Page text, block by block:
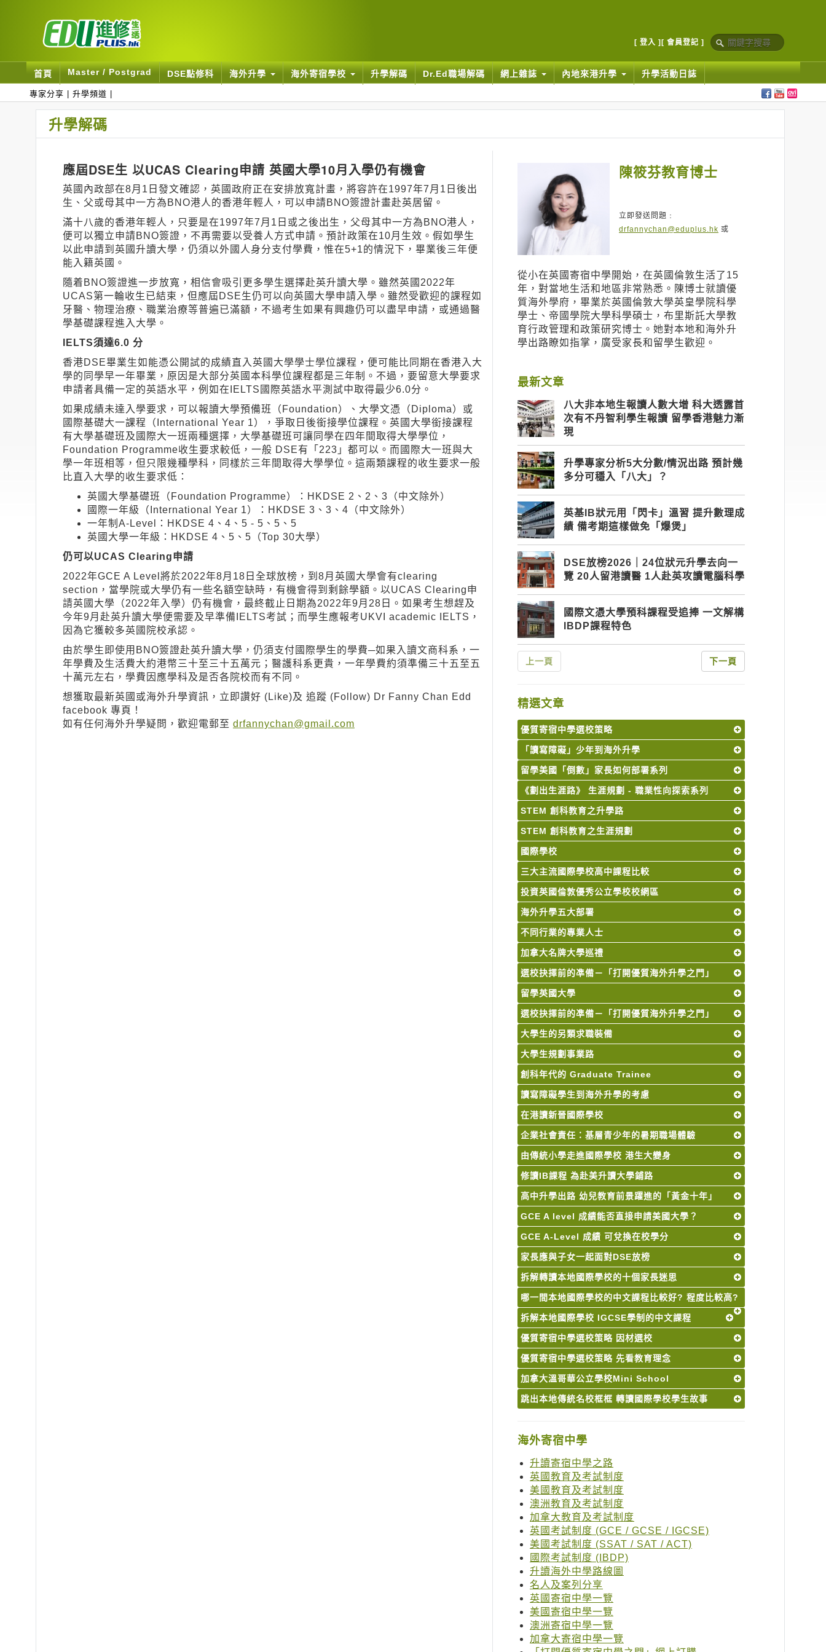
[ 登入 ] [ 會員登記 ]
首頁 Master / Postgrad DSE點修科 海外升學 海外寄宿學校 升學解碼 Dr.Ed職場解碼 網上雜誌 內地來港升學 升學活動日誌
專家分享 升學頻道
升學解碼
應屆DSE生 以UCAS Clearing申請 英國大學10月入學仍有機會
英國內政部在8月1日發文確認，英國政府正在安排放寬計畫，將容許在1997年7月1日後出
生、父或母其中一方為BNO港人的香港年輕人，可以申請BNO簽證計畫赴英居留。
滿十八歲的香港年輕人，只要是在1997年7月1日或之後出生，父母其中一方為BNO港人，
便可以獨立申請BNO簽證，不再需要以受養人方式申請。預計政策在10月生效。假如學生
以此申請到英國升讀大學，仍須以外國人身分支付學費，惟在5+1的情況下，畢業後三年便
能入籍英國。
隨着BNO簽證進一步放寬，相信會吸引更多學生選擇赴英升讀大學。雖然英國2022年
UCAS第一輪收生已結束，但應屆DSE生仍可以向英國大學申請入學。雖然受歡迎的課程如
牙醫、物理治療、職業治療等普遍已滿額，不過考生如果有興趣仍可以盡早申請，或通過醫
學基礎課程進入大學。
IELTS須達6.0 分
香港DSE畢業生如能憑公開試的成績直入英國大學學士學位課程，便可能比同期在香港入大
學的同學早一年畢業，原因是大部分英國本科學位課程都是三年制。不過，要留意大學要求
申請者具備一定的英語水平，例如在IELTS國際英語水平測試中取得最少6.0分。
如果成績未達入學要求，可以報讀大學預備班（Foundation）、大學文憑（Diploma）或
國際基礎大一課程（International Year 1），爭取日後銜接學位課程。英國大學銜接課程
有大學基礎班及國際大一班兩種選擇，大學基礎班可讓同學在四年間取得大學學位，
Foundation Programme收生要求較低，一般 DSE有「223」都可以。而國際大一班與大
學一年班相等，但只限幾種學科，同樣於三年間取得大學學位。這兩類課程的收生要求一般
比直入大學的收生要求低：
英國大學基礎班（Foundation Programme）：HKDSE 2、2、3（中文除外）
國際一年級（International Year 1）：HKDSE 3、3、4（中文除外）
一年制A-Level：HKDSE 4、4、5 - 5、5、5
英國大學一年級：HKDSE 4、5、5（Top 30大學）
仍可以UCAS Clearing申請
2022年GCE A Level將於2022年8月18日全球放榜，到8月英國大學會有clearing
section，當學院或大學仍有一些名額空缺時，有機會得到剩餘學額。以UCAS Clearing申
請英國大學（2022年入學）仍有機會，最終截止日期為2022年9月28日。如果考生想趕及
今年9月赴英升讀大學便需要及早準備IELTS考試；而學生應報考UKVI academic IELTS，
因為它獲較多英國院校承認。
由於學生即使用BNO簽證赴英升讀大學，仍須支付國際學生的學費─如果入讀文商科系，一
年學費及生活費大約港幣三十至三十五萬元；醫護科系更貴，一年學費約須準備三十五至五
十萬元左右，學費因應學科及是否各院校而有不同。
想獲取最新英國或海外升學資訊，立即讚好 (Like)及 追蹤 (Follow) Dr Fanny Chan Edd
facebook 專頁！
如有任何海外升學疑問，歡迎電郵至 drfannychan@gmail.com
陳筱芬教育博士
立即發送問題﹕
drfannychan@eduplus.hk 或
從小在英國寄宿中學開始，在英國倫敦生活了15
年，對當地生活和地區非常熟悉。陳博士就讀優
質海外學府，畢業於英國倫敦大學英皇學院科學
學士、帝國學院大學科學碩士，布里斯託大學教
育行政管理和政策研究博士。她對本地和海外升
學出路瞭如指掌，廣受家長和留學生歡迎。
最新文章
八大非本地生報讀人數大增 科大透露首
次有不丹智利學生報讀 留學香港魅力漸
現
升學專家分析5大分數/情況出路 預計幾
多分可穩入「八大」？
英基IB狀元用「閃卡」溫習 提升數理成
績 備考期這樣做免「爆煲」
DSE放榜2026｜24位狀元升學去向一
覽 20人留港讀醫 1人赴英攻讀電腦科學
國際文憑大學預科課程受追捧 一文解構
IBDP課程特色
上一頁 下一頁
精選文章
優質寄宿中學選校策略
「讀寫障礙」少年到海外升學
留學美國「倒數」家長如何部署系列
《劃出生涯路》 生涯規劃 - 職業性向探索系列
STEM 創科教育之升學路
STEM 創科教育之生涯規劃
國際學校
三大主流國際學校高中課程比較
投資英國倫敦優秀公立學校校網區
海外升學五大部署
不同行業的專業人士
加拿大名牌大學巡禮
選校抉擇前的凖備－「打開優質海外升學之門」
留學英國大學
選校抉擇前的凖備－「打開優質海外升學之門」
大學生的另類求職裝備
大學生規劃事業路
創科年代的 Graduate Trainee
讀寫障礙學生到海外升學的考慮
在港讀新晉國際學校
企業社會責任：基層青少年的暑期職場體驗
由傳統小學走進國際學校 港生大變身
修讀IB課程 為赴美升讀大學鋪路
高中升學出路 幼兒教育前景躍進的「黃金十年」
GCE A level 成績能否直接申請美國大學？
GCE A-Level 成績 可兌換在校學分
家長應與子女一起面對DSE放榜
拆解轉讀本地國際學校的十個家長迷思
哪一間本地國際學校的中文課程比較好? 程度比較高?
拆解本地國際學校 IGCSE學制的中文課程
優質寄宿中學選校策略 因材選校
優質寄宿中學選校策略 先看教育理念
加拿大溫哥華公立學校Mini School
跳出本地傳統名校框框 轉讀國際學校學生故事
海外寄宿中學
升讀寄宿中學之路
英國教育及考試制度
美國教育及考試制度
澳洲教育及考試制度
加拿大教育及考試制度
英國考試制度 (GCE / GCSE / IGCSE)
美國考試制度 (SSAT / SAT / ACT)
國際考試制度 (IBDP)
升讀海外中學路線圖
名人及案列分享
英國寄宿中學一覽
美國寄宿中學一覽
澳洲寄宿中學一覽
加拿大寄宿中學一覽